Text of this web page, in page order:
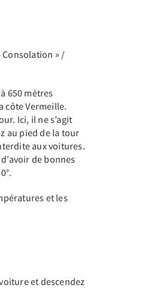
» /
650 mètres
côte Vermeille.
Ici, il ne s’agit
au pied de la tour
aux voitures.
de bonnes
et les
et descendez